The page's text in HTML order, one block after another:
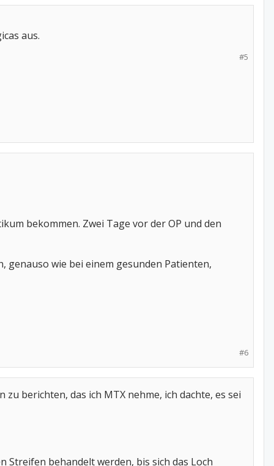
aus.
#5
bekommen. Zwei Tage vor der OP und den
genauso wie bei einem gesunden Patienten,
#6
berichten, das ich MTX nehme, ich dachte, es sei
Streifen behandelt werden, bis sich das Loch